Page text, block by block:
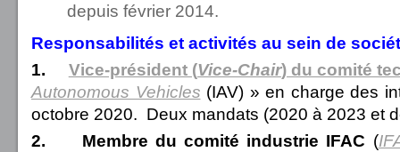
depuis février 2014.
Responsabilités et activités au sein de
1.
Vice-président (Vice-Chair) du comité
Autonomous Vehicles (IAV) » en charge des
octobre 2020. Deux mandats (2020 à 2023 et
2.
Membre du comité industrie IFAC (